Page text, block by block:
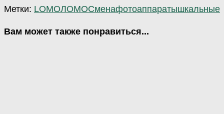
Метки: LOMOЛОМОСменафотоаппаратышкальные
Вам может также понравиться...